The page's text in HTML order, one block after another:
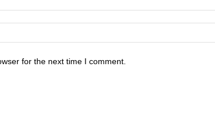
for the next time I comment.